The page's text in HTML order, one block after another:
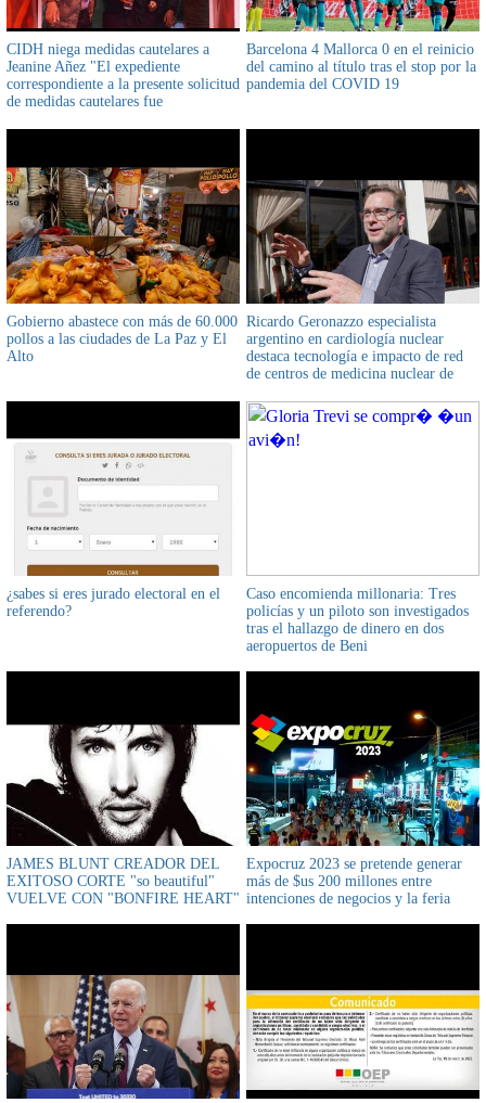
CIDH niega medidas cautelares a
Jeanine Añez "El expediente
correspondiente a la presente solicitud
de medidas cautelares fue
Barcelona 4 Mallorca 0 en el reinicio
del camino al título tras el stop por la
pandemia del COVID 19
Gobierno abastece con más de 60.000
pollos a las ciudades de La Paz y El
Alto
Ricardo Geronazzo especialista
argentino en cardiología nuclear
destaca tecnología e impacto de red
de centros de medicina nuclear de
¿sabes si eres jurado electoral en el
referendo?
Caso encomienda millonaria: Tres
policías y un piloto son investigados
tras el hallazgo de dinero en dos
aeropuertos de Beni
JAMES BLUNT CREADOR DEL
EXITOSO CORTE "so beautiful"
VUELVE CON "BONFIRE HEART"
Expocruz 2023 se pretende generar
más de $us 200 millones entre
intenciones de negocios y la feria